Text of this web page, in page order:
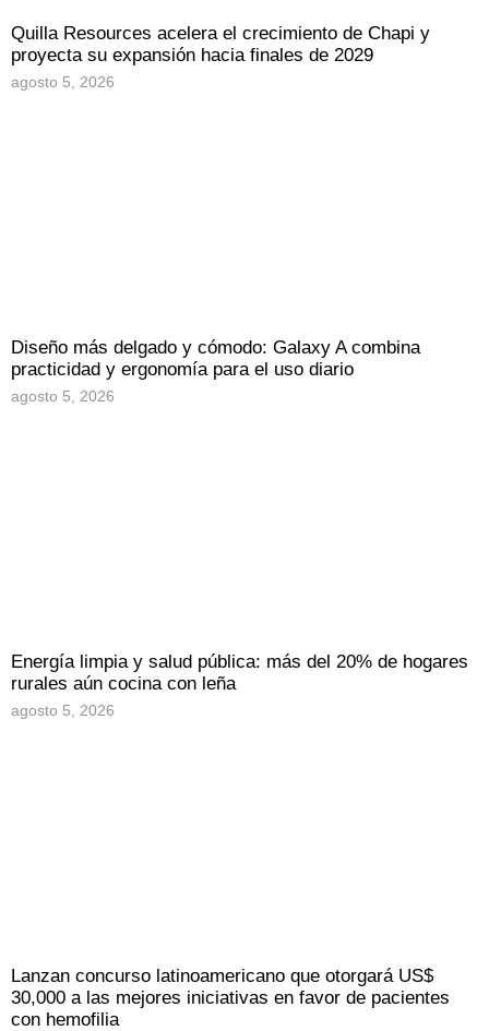
Quilla Resources acelera el crecimiento de Chapi y
proyecta su expansión hacia finales de 2029
agosto 5, 2026
Diseño más delgado y cómodo: Galaxy A combina
practicidad y ergonomía para el uso diario
agosto 5, 2026
Energía limpia y salud pública: más del 20% de hogares
rurales aún cocina con leña
agosto 5, 2026
Lanzan concurso latinoamericano que otorgará US$
30,000 a las mejores iniciativas en favor de pacientes
con hemofilia